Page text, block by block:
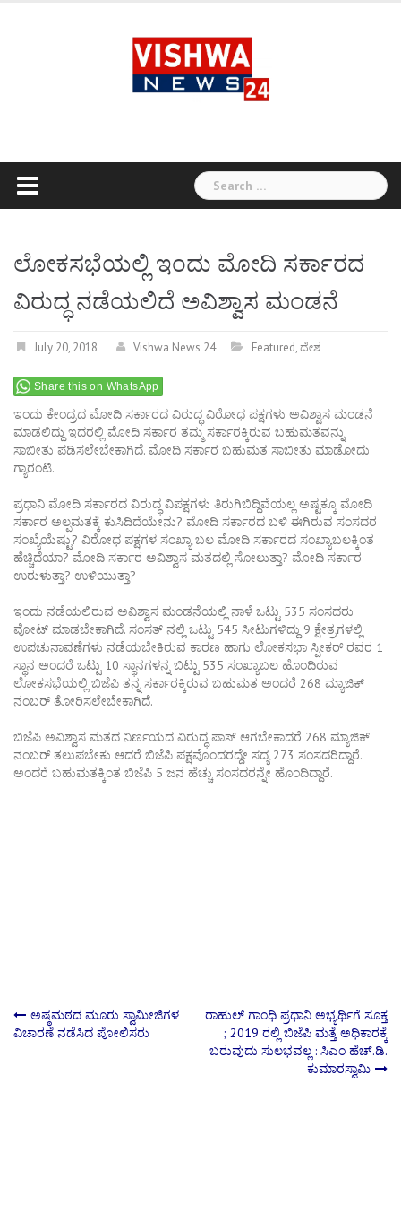
Search
for:
ಲೋಕಸಭೆಯಲ್ಲಿ ಇಂದು ಮೋದಿ ಸರ್ಕಾರದ
ವಿರುದ್ಧ ನಡೆಯಲಿದೆ ಅವಿಶ್ವಾಸ ಮಂಡನೆ
July 20, 2018 Vishwa News 24 Featured,ದೇಶ
Share this on WhatsApp
ಇಂದು ಕೇಂದ್ರದ ಮೋದಿ ಸರ್ಕಾರದ ವಿರುದ್ಧ ವಿರೋಧ ಪಕ್ಷಗಳು ಅವಿಶ್ವಾಸ ಮಂಡನೆ
ಮಾಡಲಿದ್ದು ಇದರಲ್ಲಿ ಮೋದಿ ಸರ್ಕಾರ ತಮ್ಮ ಸರ್ಕಾರಕ್ಕಿರುವ ಬಹುಮತವನ್ನು
ಸಾಬೀತು ಪಡಿಸಲೇಬೇಕಾಗಿದೆ. ಮೋದಿ ಸರ್ಕಾರ ಬಹುಮತ ಸಾಬೀತು ಮಾಡೋದು
ಗ್ಯಾರಂಟಿ.
ಪ್ರಧಾನಿ ಮೋದಿ ಸರ್ಕಾರದ ವಿರುದ್ಧ ವಿಪಕ್ಷಗಳು ತಿರುಗಿಬಿದ್ದಿವೆಯಲ್ಲ ಅಷ್ಟಕ್ಕೂ ಮೋದಿ
ಸರ್ಕಾರ ಅಲ್ಪಮತಕ್ಕೆ ಕುಸಿದಿದೆಯೇನು? ಮೋದಿ ಸರ್ಕಾರದ ಬಳಿ ಈಗಿರುವ ಸಂಸದರ
ಸಂಖ್ಯೆಯೆಷ್ಟು? ವಿರೋಧ ಪಕ್ಷಗಳ ಸಂಖ್ಯಾ ಬಲ ಮೋದಿ ಸರ್ಕಾರದ ಸಂಖ್ಯಾಬಲಕ್ಕಿಂತ
ಹೆಚ್ಚಿದೆಯಾ? ಮೋದಿ ಸರ್ಕಾರ ಅವಿಶ್ವಾಸ ಮತದಲ್ಲಿ ಸೋಲುತ್ತಾ? ಮೋದಿ ಸರ್ಕಾರ
ಉರುಳುತ್ತಾ? ಉಳಿಯುತ್ತಾ?
ಇಂದು ನಡೆಯಲಿರುವ ಅವಿಶ್ವಾಸ ಮಂಡನೆಯಲ್ಲಿ ನಾಳೆ ಒಟ್ಟು 535 ಸಂಸದರು
ವೋಟ್ ಮಾಡಬೇಕಾಗಿದೆ. ಸಂಸತ್ ನಲ್ಲಿ ಒಟ್ಟು 545 ಸೀಟುಗಳಿದ್ದು 9 ಕ್ಷೇತ್ರಗಳಲ್ಲಿ
ಉಪಚುನಾವಣೆಗಳು ನಡೆಯಬೇಕಿರುವ ಕಾರಣ ಹಾಗು ಲೋಕಸಭಾ ಸ್ಪೀಕರ್ ರವರ 1
ಸ್ಥಾನ ಅಂದರೆ ಒಟ್ಟು 10 ಸ್ಥಾನಗಳನ್ನ ಬಿಟ್ಟು 535 ಸಂಖ್ಯಾಬಲ ಹೊಂದಿರುವ
ಲೋಕಸಭೆಯಲ್ಲಿ ಬಿಜೆಪಿ ತನ್ನ ಸರ್ಕಾರಕ್ಕಿರುವ ಬಹುಮತ ಅಂದರೆ 268 ಮ್ಯಾಜಿಕ್
ನಂಬರ್ ತೋರಿಸಲೇಬೇಕಾಗಿದೆ.
ಬಿಜೆಪಿ ಅವಿಶ್ವಾಸ ಮತದ ನಿರ್ಣಯದ ವಿರುದ್ಧ ಪಾಸ್ ಆಗಬೇಕಾದರೆ 268 ಮ್ಯಾಜಿಕ್
ನಂಬರ್ ತಲುಪಬೇಕು ಆದರೆ ಬಿಜೆಪಿ ಪಕ್ಷವೊಂದರದ್ದೇ ಸದ್ಯ 273 ಸಂಸದರಿದ್ದಾರೆ.
ಅಂದರೆ ಬಹುಮತಕ್ಕಿಂತ ಬಿಜೆಪಿ 5 ಜನ ಹೆಚ್ಚು ಸಂಸದರನ್ನೇ ಹೊಂದಿದ್ದಾರೆ.
Post
ಅಷ್ಠಮಠದ ಮೂರು ಸ್ವಾಮೀಜಿಗಳ
ವಿಚಾರಣೆ ನಡೆಸಿದ ಪೋಲಿಸರು
ರಾಹುಲ್ ಗಾಂಧಿ ಪ್ರಧಾನಿ ಅಭ್ಯರ್ಥಿಗೆ ಸೂಕ್ತ
; 2019 ರಲ್ಲಿ ಬಿಜೆಪಿ ಮತ್ತೆ ಅಧಿಕಾರಕ್ಕೆ
ಬರುವುದು ಸುಲಭವಲ್ಲ : ಸಿಎಂ ಹೆಚ್.ಡಿ.
ಕುಮಾರಸ್ವಾಮಿ